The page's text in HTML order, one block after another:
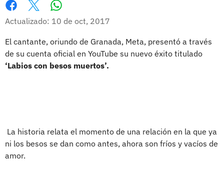
Facebook
X
Actualizado: 10 de oct, 2017
El cantante, oriundo de Granada, Meta, presentó a través
de su cuenta oficial en YouTube su nuevo éxito titulado
‘Labios con besos muertos’.
La historia relata el momento de una relación en la que ya
ni los besos se dan como antes, ahora son fríos y vacíos de
amor.